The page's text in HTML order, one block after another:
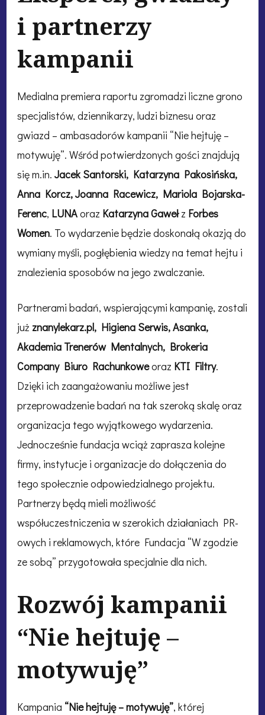
i partnerzy
kampanii
Medialna premiera raportu zgromadzi liczne grono
specjalistów, dziennikarzy, ludzi biznesu oraz
gwiazd – ambasadorów kampanii “Nie hejtuję –
motywuję”. Wśród potwierdzonych gości znajdują
się m.in. Jacek Santorski, Katarzyna Pakosińska,
Anna Korcz, Joanna Racewicz, Mariola Bojarska-
Ferenc, LUNAoraz Katarzyna Gawełz Forbes
Women. To wydarzenie będzie doskonałą okazją do
wymiany myśli, pogłębienia wiedzy na temat hejtu i
znalezienia sposobów na jego zwalczanie.
Partnerami badań, wspierającymi kampanię, zostali
już znanylekarz.pl, Higiena Serwis, Asanka,
Akademia Trenerów Mentalnych, Brokeria
Company Biuro Rachunkoweoraz KTI Filtry.
Dzięki ich zaangażowaniu możliwe jest
przeprowadzenie badań na tak szeroką skalę oraz
organizacja tego wyjątkowego wydarzenia.
Jednocześnie fundacja wciąż zaprasza kolejne
firmy, instytucje i organizacje do dołączenia do
tego społecznie odpowiedzialnego projektu.
Partnerzy będą mieli możliwość
współuczestniczenia w szerokich działaniach PR-
owych i reklamowych, które Fundacja “W zgodzie
ze sobą” przygotowała specjalnie dla nich.
Rozwój kampanii
“Nie hejtuję –
motywuję”
Kampania “Nie hejtuję – motywuję”, której